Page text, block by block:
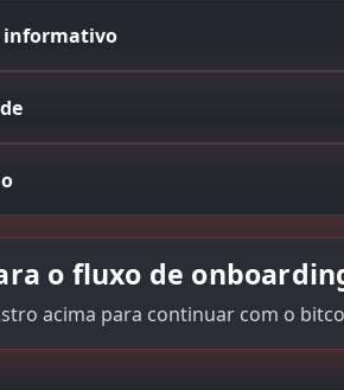
informativo
o fluxo de
acima para continuar com o